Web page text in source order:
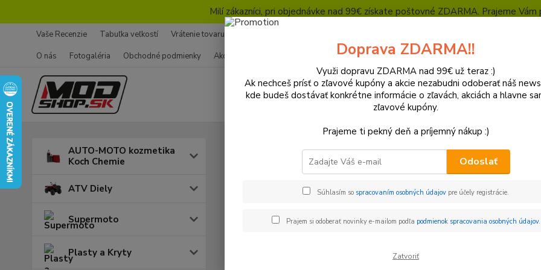
Milí zákazníci, pri objednávke nad 99€ získate poštovné ZDARMA. Prajeme Vám
Vaše Recenzie Tabuľka veľkostí Vrátenie tovaru - Formulár
O nás
Fotogaléria Obchodné podmienky Ako nakupovať Ochrana súkromia
Hľadať
(Po-
AUTO-MOTO kozmetika
Koch Chemie
ATV Diely
Supermoto
Plasty a Kryty
Brzdový kotúč Moto-Master
Brzdový kotúč Moto-Master
Doprava ZDARMA!!
Využi dopravu ZDARMA nad 99€ už teraz :)
Ak nechceš prísť o zľavové kupóny a akcie nezabudni odoberať náš
kde budeš dostávať konkrétne informácie o zľavách, akciách a hlavne
zľavové kupóny.
Prajeme ti pekný deň a príjemný nákup :)
Odoslať
Súhlasím so spracovaním osobných údajov pre účely registrácie.
Prajem si odoberať novinky e-mailom podľa podmienok spracovania osobných údajov.
Zatvoriť